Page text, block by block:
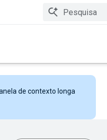
de contexto longa